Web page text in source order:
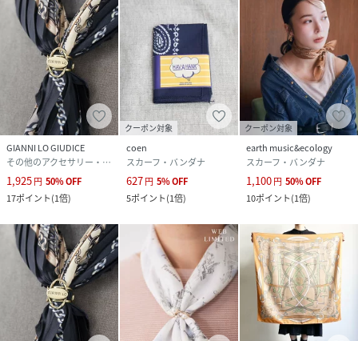
GIANNI LO GIUDICE
その他のアクセサリー・腕時計
1,925円 50%OFF
17ポイント(1倍)
クーポン対象
coen
スカーフ・バンダナ
627円 5%OFF
5ポイント(1倍)
クーポン対象
earth music&ecology
スカーフ・バンダナ
1,100円 50%OFF
10ポイント(1倍)